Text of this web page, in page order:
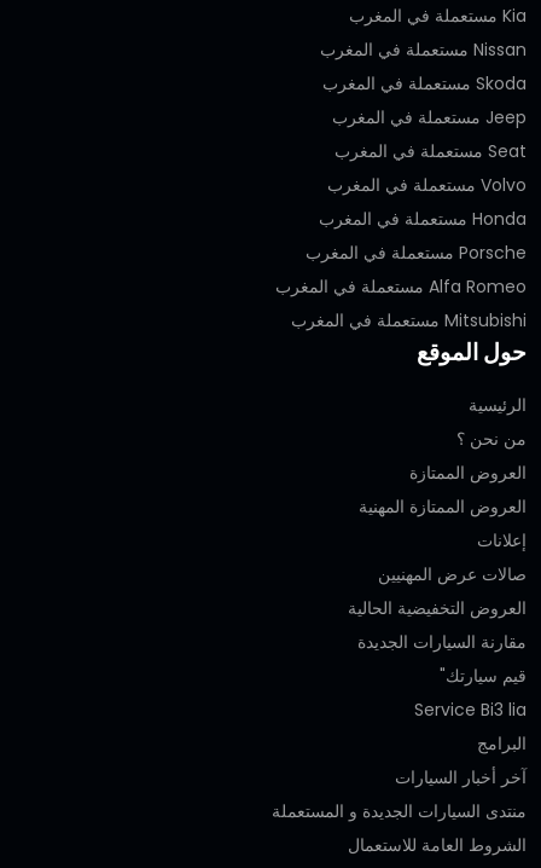
Kia مستعملة في المغرب
Nissan مستعملة في المغرب
Skoda مستعملة في المغرب
Jeep مستعملة في المغرب
Seat مستعملة في المغرب
Volvo مستعملة في المغرب
Honda مستعملة في المغرب
Porsche مستعملة في المغرب
Alfa Romeo مستعملة في المغرب
Mitsubishi مستعملة في المغرب
حول الموقع
الرئيسية
من نحن ؟
العروض الممتازة
العروض الممتازة المهنية‎
إعلانات
صالات عرض المهنيين
العروض التخفيضية الحالية
مقارنة السيارات الجديدة
قيم سيارتك"
Service Bi3 lia
البرامج
آخر أخبار السيارات
منتدى السيارات الجديدة و المستعملة
الشروط العامة للاستعمال